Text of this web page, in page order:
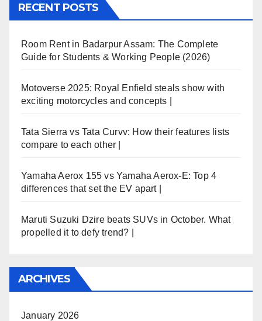
RECENT POSTS
Room Rent in Badarpur Assam: The Complete
Guide for Students & Working People (2026)
Motoverse 2025: Royal Enfield steals show with
exciting motorcycles and concepts |
Tata Sierra vs Tata Curvv: How their features lists
compare to each other |
Yamaha Aerox 155 vs Yamaha Aerox-E: Top 4
differences that set the EV apart |
Maruti Suzuki Dzire beats SUVs in October. What
propelled it to defy trend? |
ARCHIVES
January 2026